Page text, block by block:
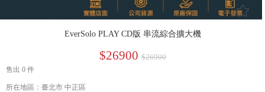
󰄔
EverSolo PLAY CD版 串流綜合擴大機
$26900 $26900
售出 0 件
所在地區：臺北市 中正區